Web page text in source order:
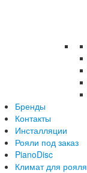
Бренды
Контакты
Инсталляции
Рояли под заказ
PianoDisc
Климат для рояля